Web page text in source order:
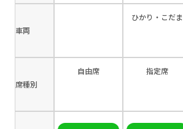
車両
ひかり・こだま
席種別
自由席 指定席